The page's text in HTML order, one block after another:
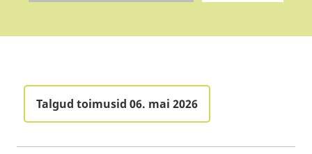
Talgud toimusid 06. mai 2026